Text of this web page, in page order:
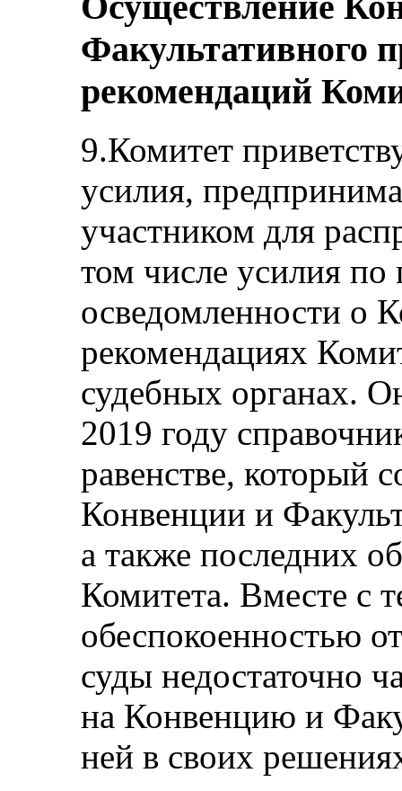
Факультативного
рекомендаций
9.Комитет
усилия,
участником для
том числе усилия
осведомленности о
рекомендациях
судебных органах.
2019 году
равенстве, который
Конвенции и
а также последних
Комитета. Вместе с
обеспокоенностью
суды недостаточно
на Конвенцию и
ней в своих